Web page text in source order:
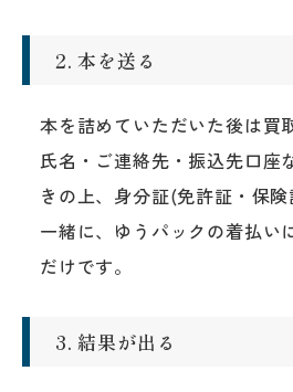
2. 本を送る
本を詰めていただいた後は買
氏名・ご連絡先・振込先口座
きの上、身分証(免許証・保
一緒に、ゆうパックの着払い
だけです。
3. 結果が出る